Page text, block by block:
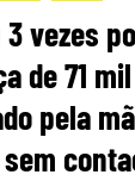
3 vezes
de 71
pela
sem